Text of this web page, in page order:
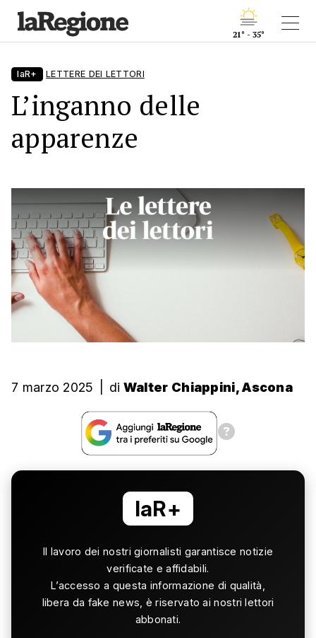
21° - 35°
laR+ LETTERE DEI LETTORI
L’inganno delle
apparenze
7 marzo 2025 di Walter Chiappini, Ascona
laR+
Il lavoro dei nostri giornalisti garantisce notizie
verificate e affidabili.
L’accesso a questa informazione di qualità,
libera da fake news, è riservato ai nostri lettori
abbonati.